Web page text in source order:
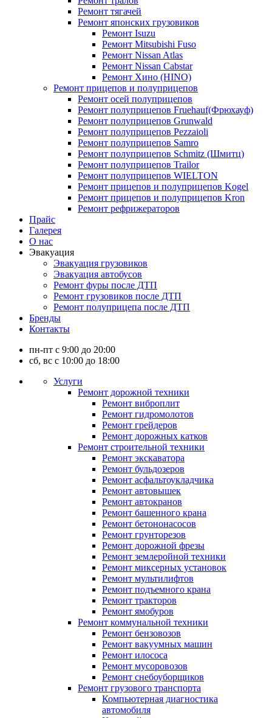
Ремонт тягачей
Ремонт японских грузовиков
Ремонт Isuzu
Ремонт Mitsubishi Fuso
Ремонт Nissan Atlas
Ремонт Nissan Cabstar
Ремонт Хино (HINO)
Ремонт прицепов и полуприцепов
Ремонт осей полуприцепов
Ремонт полуприцепов Fruehauf(Фрюхауф)
Ремонт полуприцепов Grunwald
Ремонт полуприцепов Pezzaioli
Ремонт полуприцепов Samro
Ремонт полуприцепов Schmitz (Шмитц)
Ремонт полуприцепов Trailor
Ремонт полуприцепов WIELTON
Ремонт прицепов и полуприцепов Kogel
Ремонт прицепов и полуприцепов Kron
Ремонт рефрижераторов
Прайс
Галерея
О нас
Эвакуация
Эвакуация грузовиков
Эвакуация автобусов
Ремонт фуры после ДТП
Ремонт грузовиков после ДТП
Ремонт полуприцепа после ДТП
Бренды
Контакты
пн-пт с 9:00 до 20:00
сб, вс с 10:00 до 18:00
Услуги
Ремонт дорожной техники
Ремонт виброплит
Ремонт гидромолотов
Ремонт грейдеров
Ремонт дорожных катков
Ремонт строительной техники
Ремонт экскаватора
Ремонт бульдозеров
Ремонт асфальтоукладчика
Ремонт автовышек
Ремонт автокранов
Ремонт башенного крана
Ремонт бетононасосов
Ремонт грунторезов
Ремонт дорожной фрезы
Ремонт землеройной техники
Ремонт миксерных установок
Ремонт мультилифтов
Ремонт подъемного крана
Ремонт тракторов
Ремонт ямобуров
Ремонт коммунальной техники
Ремонт бензовозов
Ремонт вакуумных машин
Ремонт илососа
Ремонт мусоровозов
Ремонт снебоуборщиков
Ремонт грузового транспорта
Компьютерная диагностика
автомобиля